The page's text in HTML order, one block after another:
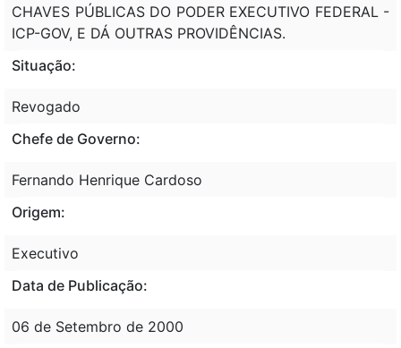
CHAVES PÚBLICAS DO PODER EXECUTIVO FEDERAL -
ICP-GOV, E DÁ OUTRAS PROVIDÊNCIAS.
Situação:
Revogado
Chefe de Governo:
Fernando Henrique Cardoso
Origem:
Executivo
Data de Publicação:
06 de Setembro de 2000